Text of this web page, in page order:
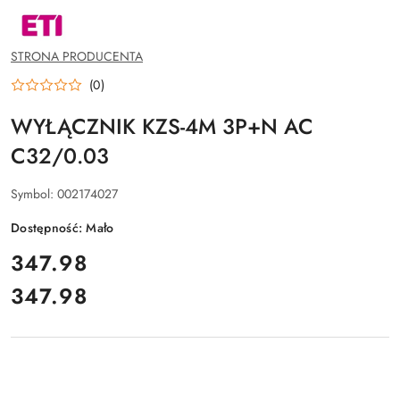
NAZWA
PRODUCENTA:
ETI
POLAM
SP.Z
STRONA PRODUCENTA
(0)
WYŁĄCZNIK KZS-4M 3P+N AC
C32/0.03
Symbol: 002174027
Dostępność:Mało
cena:
347.98
Cena:
347.98